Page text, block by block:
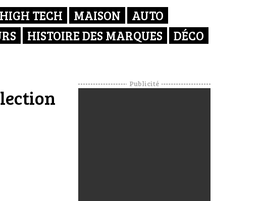
HIGH TECH MAISON
AUTO
HISTOIRE DES MARQUES
DÉCO
Publicité